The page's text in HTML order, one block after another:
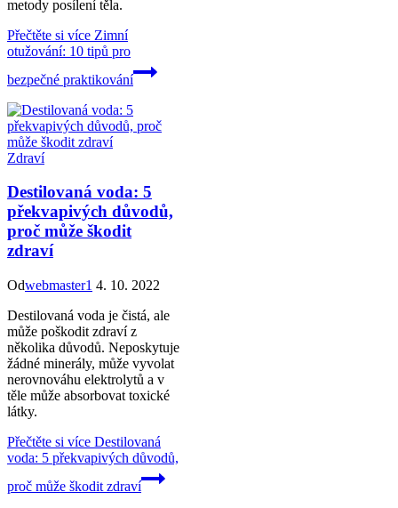
metody posílení těla.
Přečtěte si více Zimní
otužování: 10 tipů pro
bezpečné praktikování
Zdraví
Destilovaná voda: 5
překvapivých důvodů,
proč může škodit
zdraví
Odwebmaster1 4. 10. 2022
Destilovaná voda je čistá, ale
může poškodit zdraví z
několika důvodů. Neposkytuje
žádné minerály, může vyvolat
nerovnováhu elektrolytů a v
těle může absorbovat toxické
látky.
Přečtěte si více Destilovaná
voda: 5 překvapivých důvodů,
proč může škodit zdraví